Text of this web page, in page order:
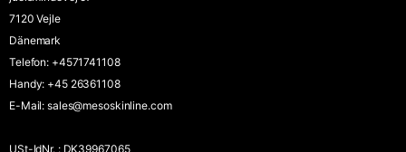
7120 Vejle
Dänemark
Telefon: +4571741108
Handy: +45 26361108
E-Mail: sales@mesoskinline.com
USt-IdNr. :DK39967065